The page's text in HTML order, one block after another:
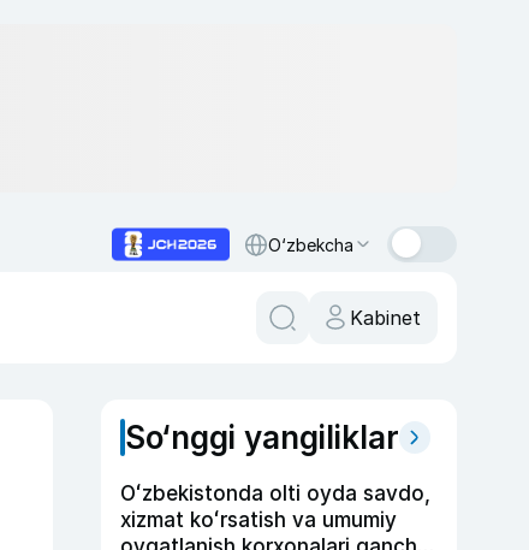
O‘zbekcha
Kabinet
So‘nggi yangiliklar
Oʻzbekistonda olti oyda savdo,
xizmat koʻrsatish va umumiy